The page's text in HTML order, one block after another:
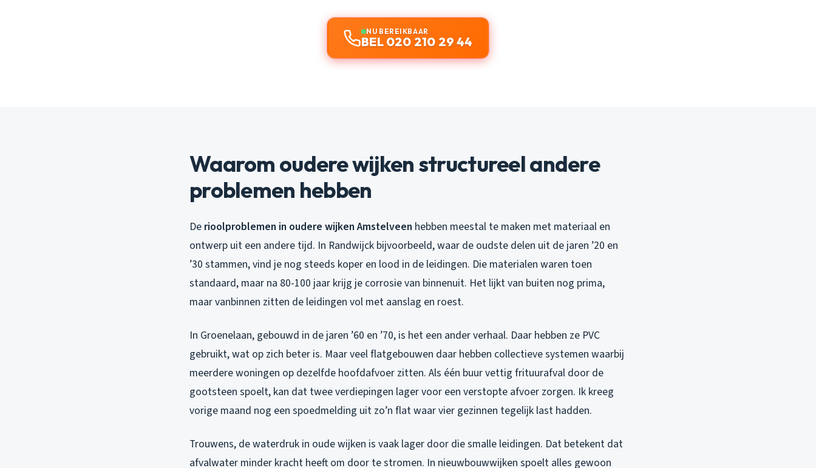
NU BEREIKBAAR
BEL 020 210 29 44
Waarom oudere wijken structureel andere
problemen hebben
De rioolproblemen in oudere wijken Amstelveen hebben meestal te maken met materiaal en
ontwerp uit een andere tijd. In Randwijck bijvoorbeeld, waar de oudste delen uit de jaren ’20 en
’30 stammen, vind je nog steeds koper en lood in de leidingen. Die materialen waren toen
standaard, maar na 80-100 jaar krijg je corrosie van binnenuit. Het lijkt van buiten nog prima,
maar vanbinnen zitten de leidingen vol met aanslag en roest.
In Groenelaan, gebouwd in de jaren ’60 en ’70, is het een ander verhaal. Daar hebben ze PVC
gebruikt, wat op zich beter is. Maar veel flatgebouwen daar hebben collectieve systemen waarbij
meerdere woningen op dezelfde hoofdafvoer zitten. Als één buur vettig frituurafval door de
gootsteen spoelt, kan dat twee verdiepingen lager voor een verstopte afvoer zorgen. Ik kreeg
vorige maand nog een spoedmelding uit zo’n flat waar vier gezinnen tegelijk last hadden.
Trouwens, de waterdruk in oude wijken is vaak lager door die smalle leidingen. Dat betekent dat
afvalwater minder kracht heeft om door te stromen. In nieuwbouwwijken spoelt alles gewoon